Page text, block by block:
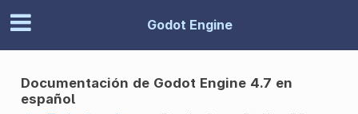
Godot Engine
Documentación de Godot Engine 4.7 en
español